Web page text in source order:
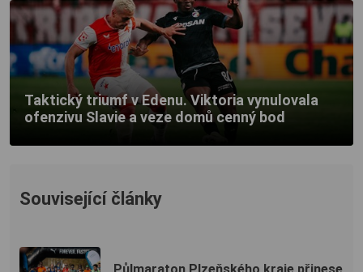
Taktický triumf v Edenu. Viktoria vynulovala
ofenzivu Slavie a veze domů cenný bod
Související články